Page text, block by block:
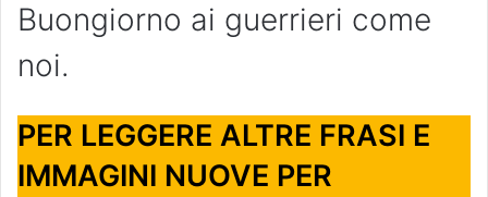
Buongiorno ai guerrieri come
noi.
PER LEGGERE ALTRE FRASI E
IMMAGINI NUOVE PER